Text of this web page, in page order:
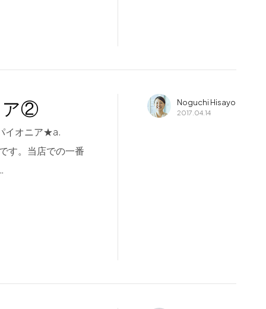
ア②
イオニア★a.
す。当店での一番
Noguchi Hisayo
2017.04.14